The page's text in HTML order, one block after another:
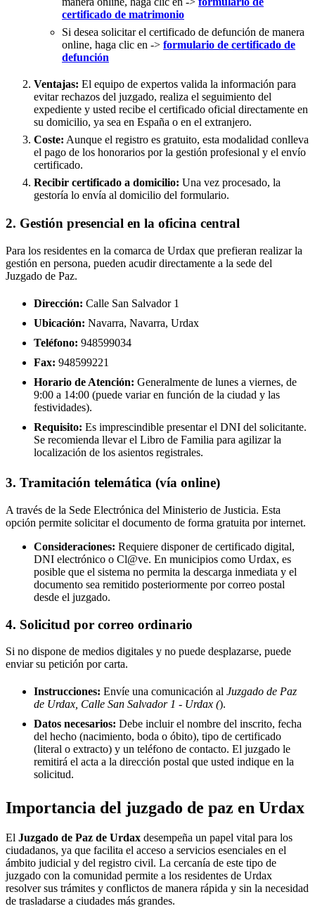
certificado de matrimonio
Si desea solicitar el certificado de defunción de manera
online, haga clic en -> formulario de certificado de
defunción
Ventajas: El equipo de expertos valida la información para
evitar rechazos del juzgado, realiza el seguimiento del
expediente y usted recibe el certificado oficial directamente en
su domicilio, ya sea en España o en el extranjero.
Coste: Aunque el registro es gratuito, esta modalidad conlleva
el pago de los honorarios por la gestión profesional y el envío
certificado.
Recibir certificado a domicilio: Una vez procesado, la
gestoría lo envía al domicilio del formulario.
2. Gestión presencial en la oficina central
Para los residentes en la comarca de Urdax que prefieran realizar la
gestión en persona, pueden acudir directamente a la sede del
Juzgado de Paz.
Dirección: Calle San Salvador 1
Ubicación: Navarra, Navarra, Urdax
Teléfono: 948599034
Fax: 948599221
Horario de Atención: Generalmente de lunes a viernes, de
9:00 a 14:00 (puede variar en función de la ciudad y las
festividades).
Requisito: Es imprescindible presentar el DNI del solicitante.
Se recomienda llevar el Libro de Familia para agilizar la
localización de los asientos registrales.
3. Tramitación telemática (vía online)
A través de la Sede Electrónica del Ministerio de Justicia. Esta
opción permite solicitar el documento de forma gratuita por internet.
Consideraciones: Requiere disponer de certificado digital,
DNI electrónico o Cl@ve. En municipios como Urdax, es
posible que el sistema no permita la descarga inmediata y el
documento sea remitido posteriormente por correo postal
desde el juzgado.
4. Solicitud por correo ordinario
Si no dispone de medios digitales y no puede desplazarse, puede
enviar su petición por carta.
Instrucciones: Envíe una comunicación al Juzgado de Paz
de Urdax, Calle San Salvador 1 - Urdax ().
Datos necesarios: Debe incluir el nombre del inscrito, fecha
del hecho (nacimiento, boda o óbito), tipo de certificado
(literal o extracto) y un teléfono de contacto. El juzgado le
remitirá el acta a la dirección postal que usted indique en la
solicitud.
Importancia del juzgado de paz en Urdax
El Juzgado de Paz de Urdax desempeña un papel vital para los
ciudadanos, ya que facilita el acceso a servicios esenciales en el
ámbito judicial y del registro civil. La cercanía de este tipo de
juzgado con la comunidad permite a los residentes de Urdax
resolver sus trámites y conflictos de manera rápida y sin la necesidad
de trasladarse a ciudades más grandes.